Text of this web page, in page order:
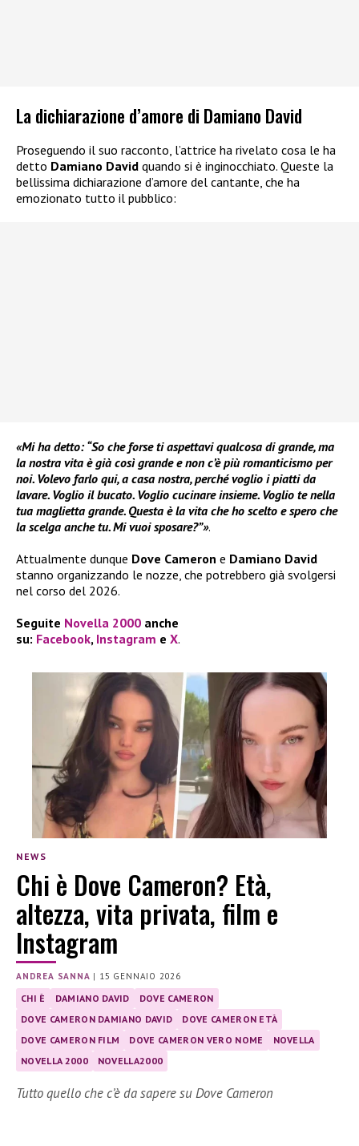
La dichiarazione d’amore di Damiano David
Proseguendo il suo racconto, l’attrice ha rivelato cosa le ha
detto Damiano David quando si è inginocchiato. Queste la
bellissima dichiarazione d’amore del cantante, che ha
emozionato tutto il pubblico:
«Mi ha detto: “So che forse ti aspettavi qualcosa di grande, ma
la nostra vita è già così grande e non c’è più romanticismo per
noi. Volevo farlo qui, a casa nostra, perché voglio i piatti da
lavare. Voglio il bucato. Voglio cucinare insieme. Voglio te nella
tua maglietta grande. Questa è la vita che ho scelto e spero che
la scelga anche tu. Mi vuoi sposare?”».
Attualmente dunque Dove Cameron e Damiano David
stanno organizzando le nozze, che potrebbero già svolgersi
nel corso del 2026.
Seguite Novella 2000 anche
su: Facebook, Instagram e X.
NEWS
Chi è Dove Cameron? Età,
altezza, vita privata, film e
Instagram
ANDREA SANNA | 15 GENNAIO 2026
CHI È DAMIANO DAVID
DOVE CAMERON
DOVE CAMERON DAMIANO DAVID
DOVE CAMERON ETÀ
DOVE CAMERON FILM
DOVE CAMERON VERO NOME
NOVELLA
NOVELLA 2000
NOVELLA2000
Tutto quello che c’è da sapere su Dove Cameron